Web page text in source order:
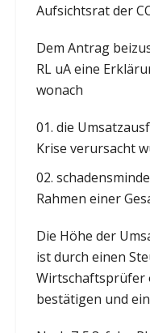
Aufsichtsrat der
Dem Antrag
RL uA eine
wonach
die
Krise verursacht
Rahmen einer
Die Höhe der
ist durch einen
Wirtschaftsprüfer
bestätigen und